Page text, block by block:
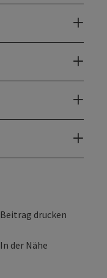
Beitrag drucken
In der Nähe